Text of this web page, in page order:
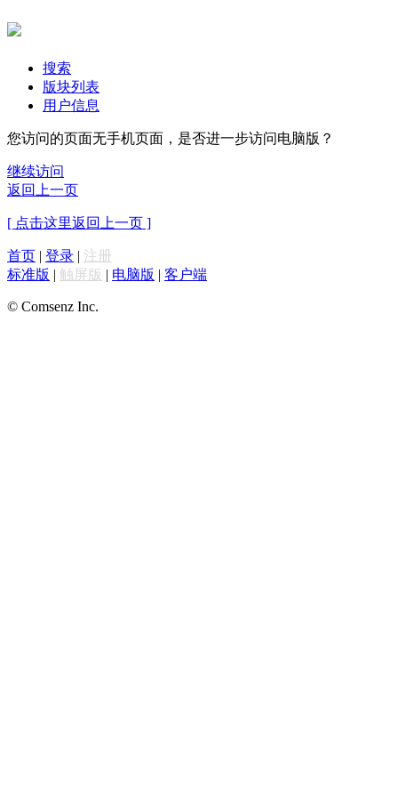
搜索
版块列表
用户信息
您访问的页面无手机页面，是否进一步访问电脑版？
继续访问
返回上一页
[ 点击这里返回上一页 ]
首页 | 登录 | 注册
标准版 | 触屏版 | 电脑版 | 客户端
© Comsenz Inc.